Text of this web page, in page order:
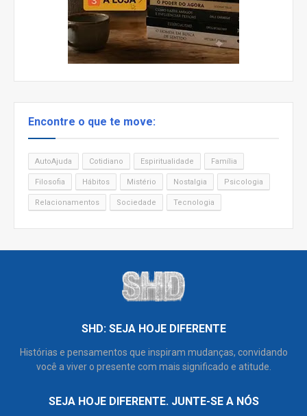
Encontre o que te move:
AutoAjuda Cotidiano Espiritualidade Família
Filosofia Hábitos Mistério Nostalgia Psicologia
Relacionamentos Sociedade Tecnologia
SHD: SEJA HOJE DIFERENTE
Histórias e pensamentos que inspiram mudanças, convidando
você a viver o presente com mais significado e atitude.
SEJA HOJE DIFERENTE. JUNTE-SE A NÓS